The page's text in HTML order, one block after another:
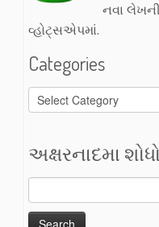
નવા
વ્હોટ્સએપમાં.
Categories
Categories
અક્ષરનાદમા શોધો